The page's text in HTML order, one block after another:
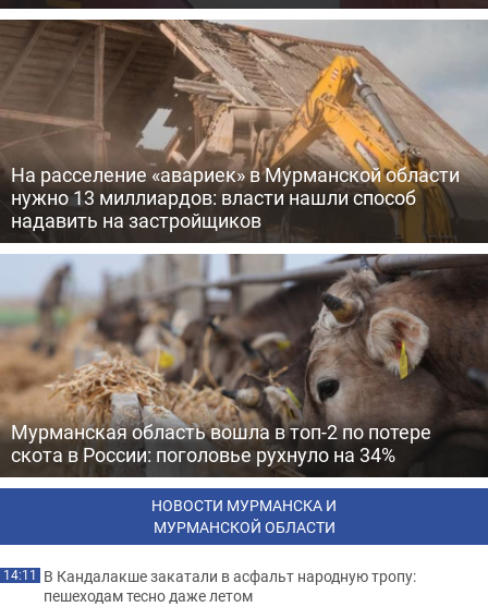
На расселение «авариек» в Мурманской области
нужно 13 миллиардов: власти нашли способ
надавить на застройщиков
Мурманская область вошла в топ-2 по потере
скота в России: поголовье рухнуло на 34%
НОВОСТИ МУРМАНСКА И
МУРМАНСКОЙ ОБЛАСТИ
14:11 В Кандалакше закатали в асфальт народную тропу:
пешеходам тесно даже летом